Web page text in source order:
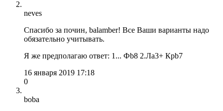
neves
Спасибо за почин, balamber! Все Ваши варианты надо
обязательно учитывать.
Я же предполагаю ответ: 1... Фb8 2.Лa3+ Крb7
16 января 2019 17:18
0
boba